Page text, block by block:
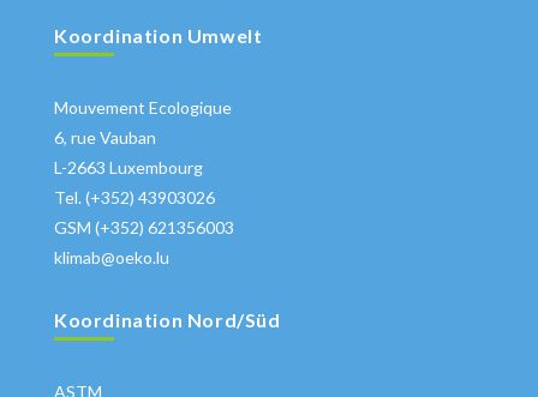
Koordination Umwelt
Mouvement Ecologique
6, rue Vauban
L-2663 Luxembourg
Tel. (+352) 43903026
GSM (+352) 621356003
klimab@oeko.lu
Koordination Nord/Süd
ASTM